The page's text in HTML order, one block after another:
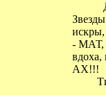
- МАТ,
АХ!!!